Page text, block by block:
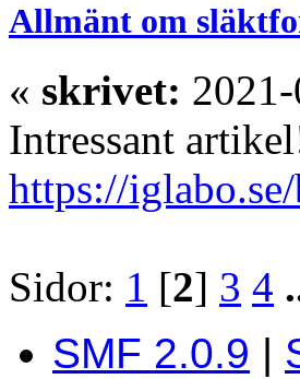
Allmänt om
« skrivet:
Intressant
https://
Sidor: 1 [2] 3 4
SMF 2.0.9 |